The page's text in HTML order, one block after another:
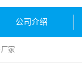
公司介绍
家